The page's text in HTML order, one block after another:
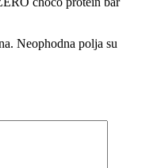
Neophodna polja su